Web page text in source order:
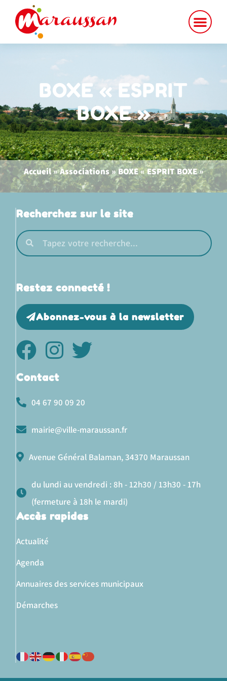
principal
BOXE « ESPRIT
BOXE »
Accueil»Associations »BOXE « ESPRIT BOXE »
Recherchez sur le site
Restez connecté !
Abonnez-vous à la newsletter
Contact
04 67 90 09 20
mairie@ville-maraussan.fr
Avenue Général Balaman, 34370 Maraussan
du lundi au vendredi : 8h - 12h30 / 13h30 - 17h
(fermeture à 18h le mardi)
Accès rapides
Actualité
Agenda
Annuaires des services municipaux
Démarches